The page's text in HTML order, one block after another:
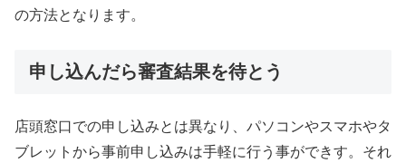
の方法となります。
申し込んだら審査結果を待とう
店頭窓口での申し込みとは異なり、パソコンやスマホやタ
ブレットから事前申し込みは手軽に行う事ができす。それ